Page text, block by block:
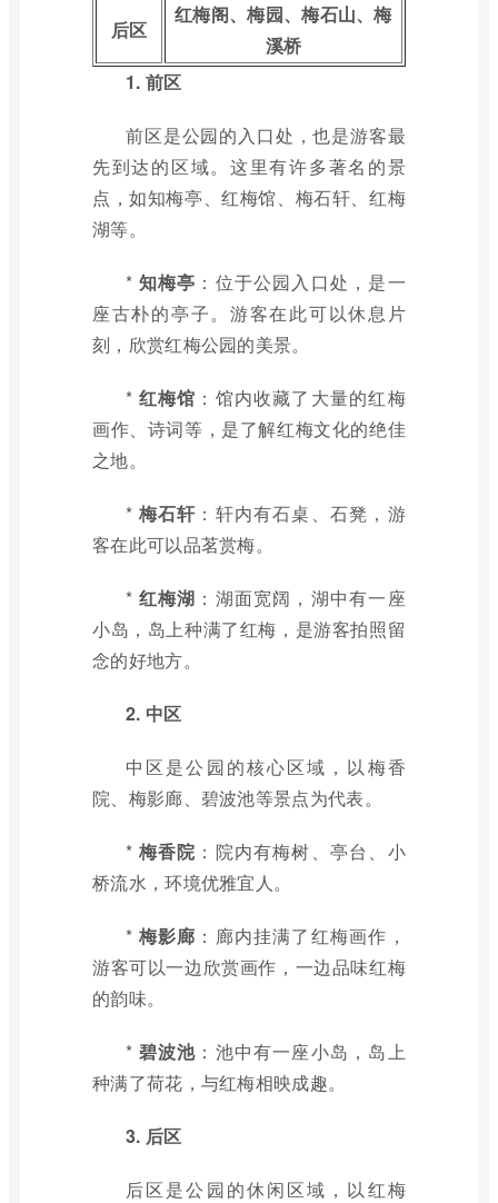
后区
红梅阁、梅园、梅石山、梅
溪桥
1. 前区
前区是公园的入口处，也是游客最
先到达的区域。这里有许多著名的景
点，如知梅亭、红梅馆、梅石轩、红梅
湖等。
* 知梅亭 ：位于公园入口处，是一
座古朴的亭子。游客在此可以休息片
刻，欣赏红梅公园的美景。
* 红梅馆 ：馆内收藏了大量的红梅
画作、诗词等，是了解红梅文化的绝佳
之地。
* 梅石轩 ：轩内有石桌、石凳，游
客在此可以品茗赏梅。
* 红梅湖 ：湖面宽阔，湖中有一座
小岛，岛上种满了红梅，是游客拍照留
念的好地方。
2. 中区
中区是公园的核心区域，以梅香
院、梅影廊、碧波池等景点为代表。
* 梅香院 ：院内有梅树、亭台、小
桥流水，环境优雅宜人。
* 梅影廊 ：廊内挂满了红梅画作，
游客可以一边欣赏画作，一边品味红梅
的韵味。
* 碧波池 ：池中有一座小岛，岛上
种满了荷花，与红梅相映成趣。
3. 后区
后区是公园的休闲区域，以红梅